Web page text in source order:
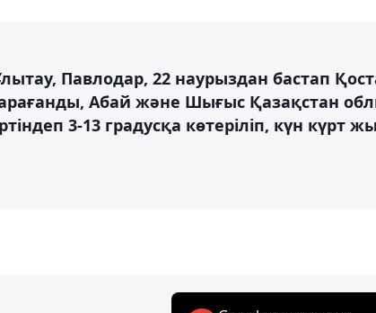
Павлодар, 22 наурыздан бастап
Абай және Шығыс Қазақстан
3-13 градусқа көтеріліп, күн күрт